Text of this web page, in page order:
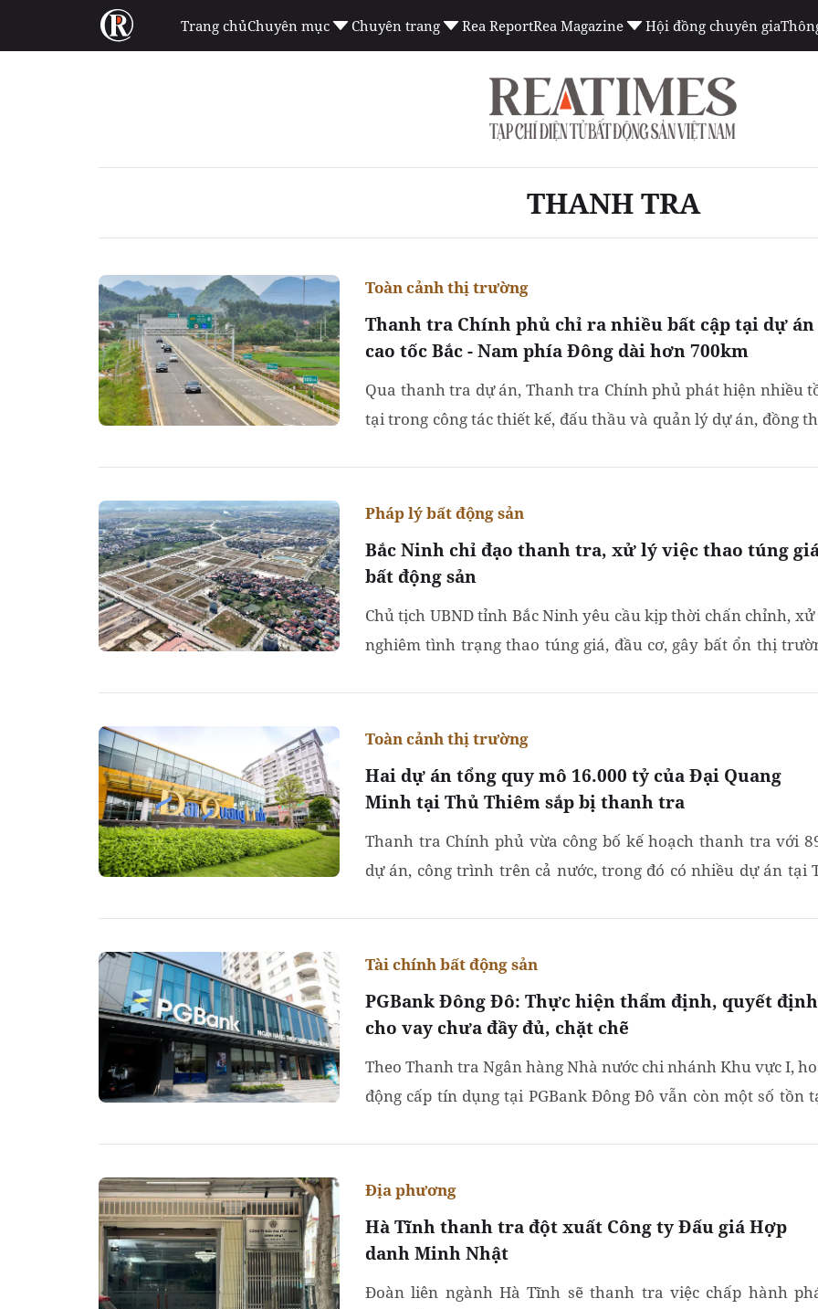
Trang chủChuyên mục Chuyên trang Rea ReportRea Magazine Hội đồng chuyên gia
THANH TRA
Thanh tra Chính phủ chỉ ra nhiều bất cập tại dự án
cao tốc Bắc - Nam phía Đông dài hơn 700km
Toàn cảnh thị trường
Qua thanh tra dự án, Thanh tra Chính phủ phát hiện nhiều
tại trong công tác thiết kế, đấu thầu và quản lý dự án, đồng
Bắc Ninh chỉ đạo thanh tra, xử lý việc thao túng
bất động sản
Pháp lý bất động sản
Chủ tịch UBND tỉnh Bắc Ninh yêu cầu kịp thời chấn chỉnh,
nghiêm tình trạng thao túng giá, đầu cơ, gây bất ổn thị
Hai dự án tổng quy mô 16.000 tỷ của Đại Quang
Minh tại Thủ Thiêm sắp bị thanh tra
Toàn cảnh thị trường
Thanh tra Chính phủ vừa công bố kế hoạch thanh tra với
dự án, công trình trên cả nước, trong đó có nhiều dự án tại
PGBank Đông Đô: Thực hiện thẩm định, quyết định
cho vay chưa đầy đủ, chặt chẽ
Tài chính bất động sản
Theo Thanh tra Ngân hàng Nhà nước chi nhánh Khu vực I,
động cấp tín dụng tại PGBank Đông Đô vẫn còn một số tồn
Hà Tĩnh thanh tra đột xuất Công ty Đấu giá Hợp
danh Minh Nhật
Địa phương
Đoàn liên ngành Hà Tĩnh sẽ thanh tra việc chấp hành